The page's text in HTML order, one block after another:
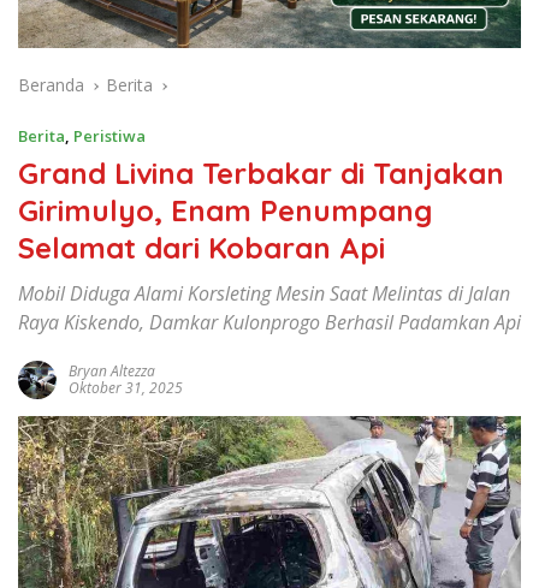
Beranda Berita
Berita, Peristiwa
Grand Livina Terbakar di Tanjakan
Girimulyo, Enam Penumpang
Selamat dari Kobaran Api
Mobil Diduga Alami Korsleting Mesin Saat Melintas di Jalan
Raya Kiskendo, Damkar Kulonprogo Berhasil Padamkan Api
Bryan Altezza
Oktober 31, 2025